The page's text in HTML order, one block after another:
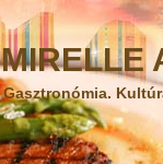
MIRELLE
Gasztronómia.